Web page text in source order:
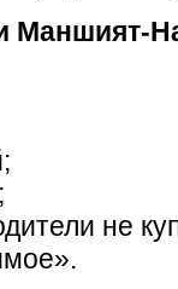
Маншият-
не